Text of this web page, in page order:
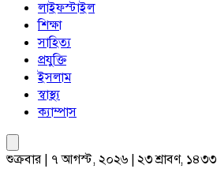
লাইফস্টাইল
শিক্ষা
সাহিত্য
প্রযুক্তি
ইসলাম
স্বাস্থ্য
ক্যাম্পাস
শুক্রবার | ৭ আগস্ট, ২০২৬ | ২৩ শ্রাবণ, ১৪৩৩